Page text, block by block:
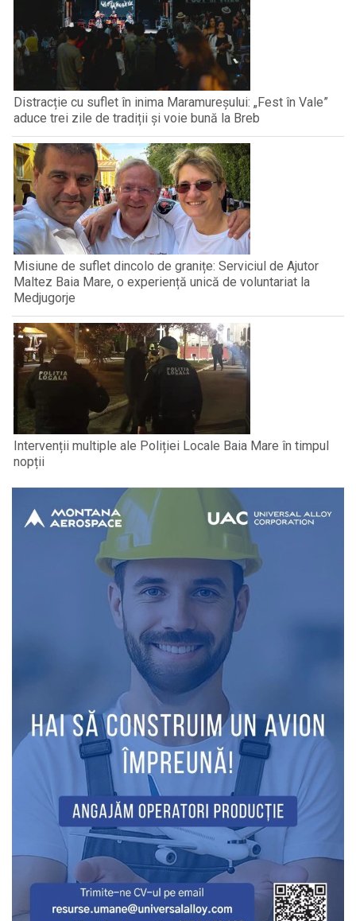
Distracție cu suflet în inima Maramureșului: „Fest în Vale”
aduce trei zile de tradiții și voie bună la Breb
Misiune de suflet dincolo de granițe: Serviciul de Ajutor
Maltez Baia Mare, o experiență unică de voluntariat la
Medjugorje
Intervenții multiple ale Poliției Locale Baia Mare în timpul
nopții